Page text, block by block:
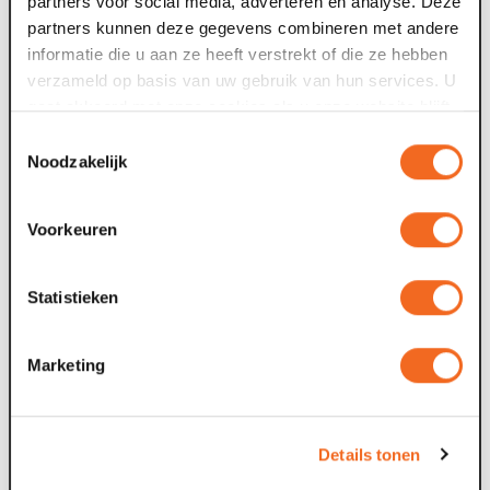
partners kunnen deze gegevens combineren met andere
informatie die u aan ze heeft verstrekt of die ze hebben
verzameld op basis van uw gebruik van hun services. U
gaat akkoord met onze cookies als u onze website blijft
Noodzakelijk
Voorkeuren
Statistieken
Marketing
Details tonen
Reviews